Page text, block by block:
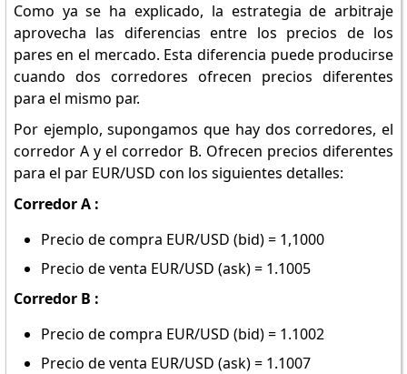
Como ya se ha explicado, la estrategia de arbitraje
aprovecha las diferencias entre los precios de los
pares en el mercado. Esta diferencia puede producirse
cuando dos corredores ofrecen precios diferentes
para el mismo par.
Por ejemplo, supongamos que hay dos corredores, el
corredor A y el corredor B. Ofrecen precios diferentes
para el par EUR/USD con los siguientes detalles:
Corredor A :
Precio de compra EUR/USD (bid) = 1,1000
Precio de venta EUR/USD (ask) = 1.1005
Corredor B :
Precio de compra EUR/USD (bid) = 1.1002
Precio de venta EUR/USD (ask) = 1.1007